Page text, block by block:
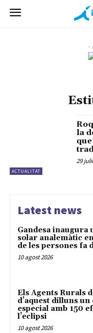
-
ACTUALITAT
la
29
Latest news
Gandesa inaugura
solar analemàtic
de les persones fa
10 agost 2026
Els Agents Rurals
d’aquest dilluns
especial amb 150
l’eclipsi
10 agost 2026